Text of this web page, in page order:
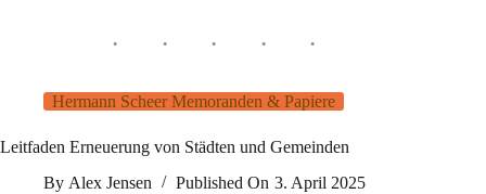
Hermann Scheer Memoranden & Papiere
Leitfaden Erneuerung von Städten und Gemeinden
By Alex Jensen Published On 3. April 2025